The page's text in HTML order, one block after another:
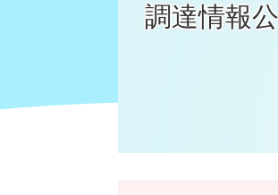
調達情報